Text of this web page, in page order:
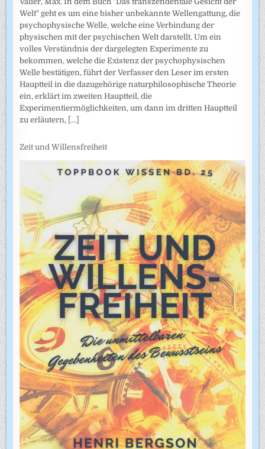
Welt" geht es um eine bisher unbekannte Wellengattung, die
psychophysische Welle, welche eine Verbindung der
physischen mit der psychischen Welt darstellt. Um ein
volles Verständnis der dargelegten Experimente zu
bekommen, welche die Existenz der psychophysischen
Welle bestätigen, führt der Verfasser den Leser im ersten
Hauptteil in die dazugehörige naturphilosophische Theorie
ein, erklärt im zweiten Hauptteil, die
Experimentiermöglichkeiten, um dann im dritten Hauptteil
zu erläutern, [...]
Zeit und Willensfreiheit